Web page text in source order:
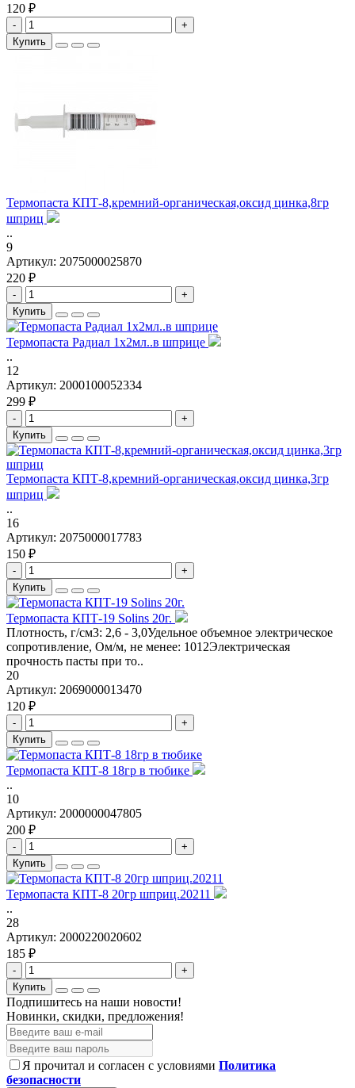
120 ₽
-
+
Купить
Термопаста КПТ-8,кремний-органическая,оксид цинка,8гр
шприц
..
9
Артикул: 2075000025870
220 ₽
-
+
Купить
Термопаста Радиал 1х2мл..в шприце
..
12
Артикул: 2000100052334
299 ₽
-
+
Купить
Термопаста КПТ-8,кремний-органическая,оксид цинка,3гр
шприц
..
16
Артикул: 2075000017783
150 ₽
-
+
Купить
Термопаста КПТ-19 Solins 20г.
Плотность, г/см3: 2,6 - 3,0Удельное объемное электрическое
сопротивление, Ом/м, не менее: 1012Электрическая
прочность пасты при то..
20
Артикул: 2069000013470
120 ₽
-
+
Купить
Термопаста КПТ-8 18гр в тюбике
..
10
Артикул: 2000000047805
200 ₽
-
+
Купить
Термопаста КПТ-8 20гр шприц.20211
..
28
Артикул: 2000220020602
185 ₽
-
+
Купить
Подпишитесь на наши новости!
Новинки, скидки, предложения!
Я прочитал и согласен с условиями Политика
безопасности